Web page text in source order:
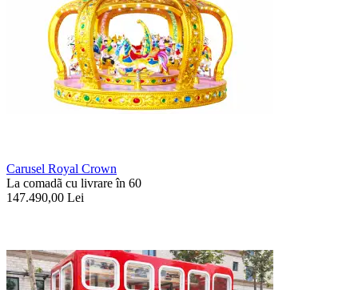
Carusel Royal Crown
La comadã cu livrare în 60
147.490,00 Lei